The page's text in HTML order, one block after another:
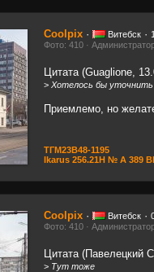
Coolpix · Витебск ·
Фото: 410 ·
Цитата (Guaglione,
> Хотелось бы уточнить
Приемлемо, но
ТГМ23В48-1195
Ikarus 256.21H № А 389
Coolpix · Витебск ·
Фото: 410 ·
Цитата (Павелецкий
> Тут тоже